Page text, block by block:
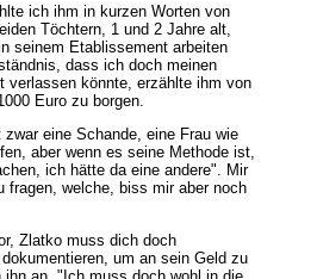
ich ihm in kurzen Worten von
Töchtern, 1 und 2 Jahre alt,
seinem Etablissement arbeiten
dass ich doch meinen
verlassen könnte, erzählte ihm von
Euro zu borgen.
eine Schande, eine Frau wie
aber wenn es seine Methode ist,
ich hätte da eine andere". Mir
fragen, welche, biss mir aber noch
Zlatko muss dich doch
um an sein Geld zu